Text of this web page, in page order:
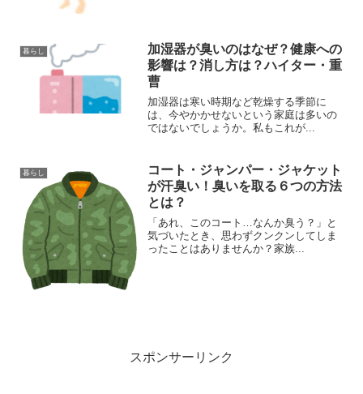
暮らし
加湿器が臭いのはなぜ？健康への
影響は？消し方は？ハイター・重
曹
加湿器は寒い時期など乾燥する季節に
は、今やかかせないという家庭は多いの
ではないでしょうか。私もこれが...
暮らし
コート・ジャンパー・ジャケット
が汗臭い！臭いを取る６つの方法
とは？
「あれ、このコート…なんか臭う？」と
気づいたとき、思わずクンクンしてしま
ったことはありませんか？家族...
スポンサーリンク